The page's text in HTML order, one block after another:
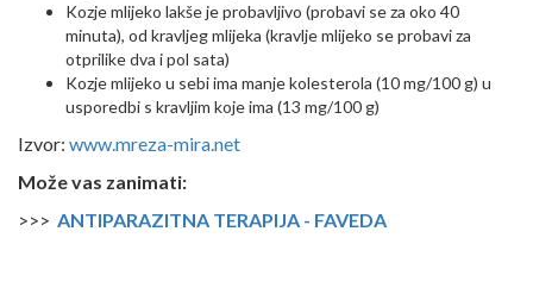
Kozje mlijeko lakše je probavljivo (probavi se za oko 40
minuta), od kravljeg mlijeka (kravlje mlijeko se probavi za
otprilike dva i pol sata)
Kozje mlijeko u sebi ima manje kolesterola (10 mg/100 g) u
usporedbi s kravljim koje ima (13 mg/100 g)
Izvor: www.mreza-mira.net
Može vas zanimati:
>>> ANTIPARAZITNA TERAPIJA - FAVEDA